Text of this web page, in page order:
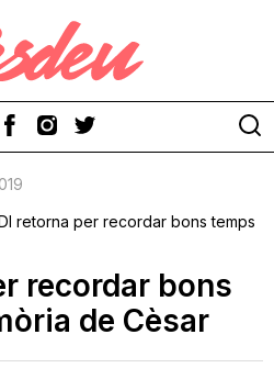
retorna per recordar bons temps
recordar bons
de Cèsar